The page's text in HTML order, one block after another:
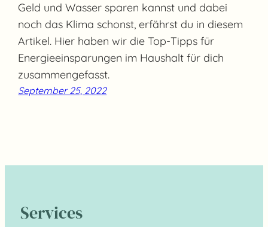
Geld und Wasser sparen kannst und dabei
noch das Klima schonst, erfährst du in diesem
Artikel. Hier haben wir die Top-Tipps für
Energieeinsparungen im Haushalt für dich
zusammengefasst.
September 25, 2022
Services